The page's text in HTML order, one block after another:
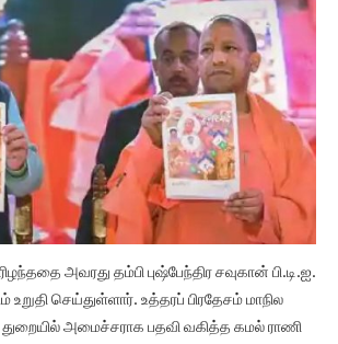
அவரது தம்பி புஷ்பேந்திர சவுகான் பி.டி.ஐ.
உறுதி செய்துள்ளார். உத்தரப் பிரதேசம் மாநில
அமைச்சராக பதவி வகித்த கமல் ராணி